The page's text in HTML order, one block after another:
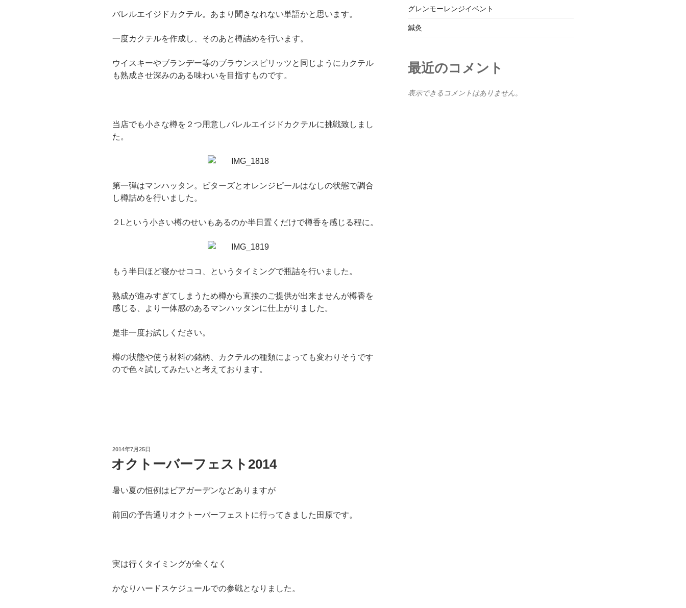
バレルエイジドカクテル。あまり聞きなれない単語かと思います。
一度カクテルを作成し、そのあと樽詰めを行います。
ウイスキーやブランデー等のブラウンスピリッツと同じようにカクテル
も熟成させ深みのある味わいを目指すものです。
当店でも小さな樽を２つ用意しバレルエイジドカクテルに挑戦致しまし
た。
第一弾はマンハッタン。ビターズとオレンジピールはなしの状態で調合
し樽詰めを行いました。
２Lという小さい樽のせいもあるのか半日置くだけで樽香を感じる程に。
もう半日ほど寝かせココ、というタイミングで瓶詰を行いました。
熟成が進みすぎてしまうため樽から直接のご提供が出来ませんが樽香を
感じる、より一体感のあるマンハッタンに仕上がりました。
是非一度お試しください。
樽の状態や使う材料の銘柄、カクテルの種類によっても変わりそうです
ので色々試してみたいと考えております。
投
日:
2014年7月25日
オクトーバーフェスト2014
暑い夏の恒例はビアガーデンなどありますが
前回の予告通りオクトーバーフェストに行ってきました田原です。
実は行くタイミングが全くなく
かなりハードスケジュールでの参戦となりました。
グレンモーレンジイベント
鍼灸
最近のコメント
表示できるコメントはありません。